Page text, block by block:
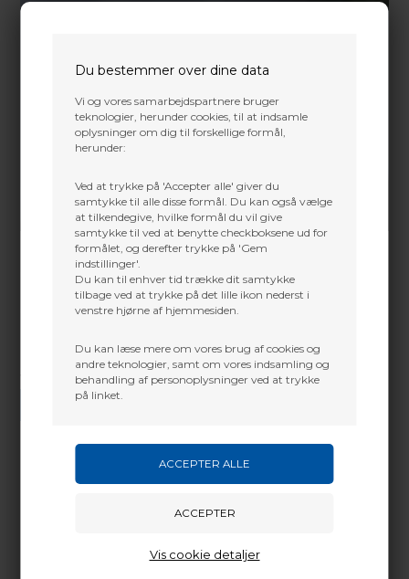
Du bestemmer over dine data
Vi og vores samarbejdspartnere bruger
teknologier, herunder cookies, til at indsamle
oplysninger om dig til forskellige formål,
herunder:
Ved at trykke på 'Accepter alle' giver du
samtykke til alle disse formål. Du kan også vælge
at tilkendegive, hvilke formål du vil give
samtykke til ved at benytte checkboksene ud for
formålet, og derefter trykke på 'Gem
indstillinger'.
Du kan til enhver tid trække dit samtykke
tilbage ved at trykke på det lille ikon nederst i
venstre hjørne af hjemmesiden.
Du kan læse mere om vores brug af cookies og
andre teknologier, samt om vores indsamling og
behandling af personoplysninger ved at trykke
på linket.
Vis cookie detaljer
Vi gør vores bedste for at besvare alle henvendelser indenfor 24 timer.
SEND SPØRGSMÅL
Quick Adjustment Tabs on Both Sides of